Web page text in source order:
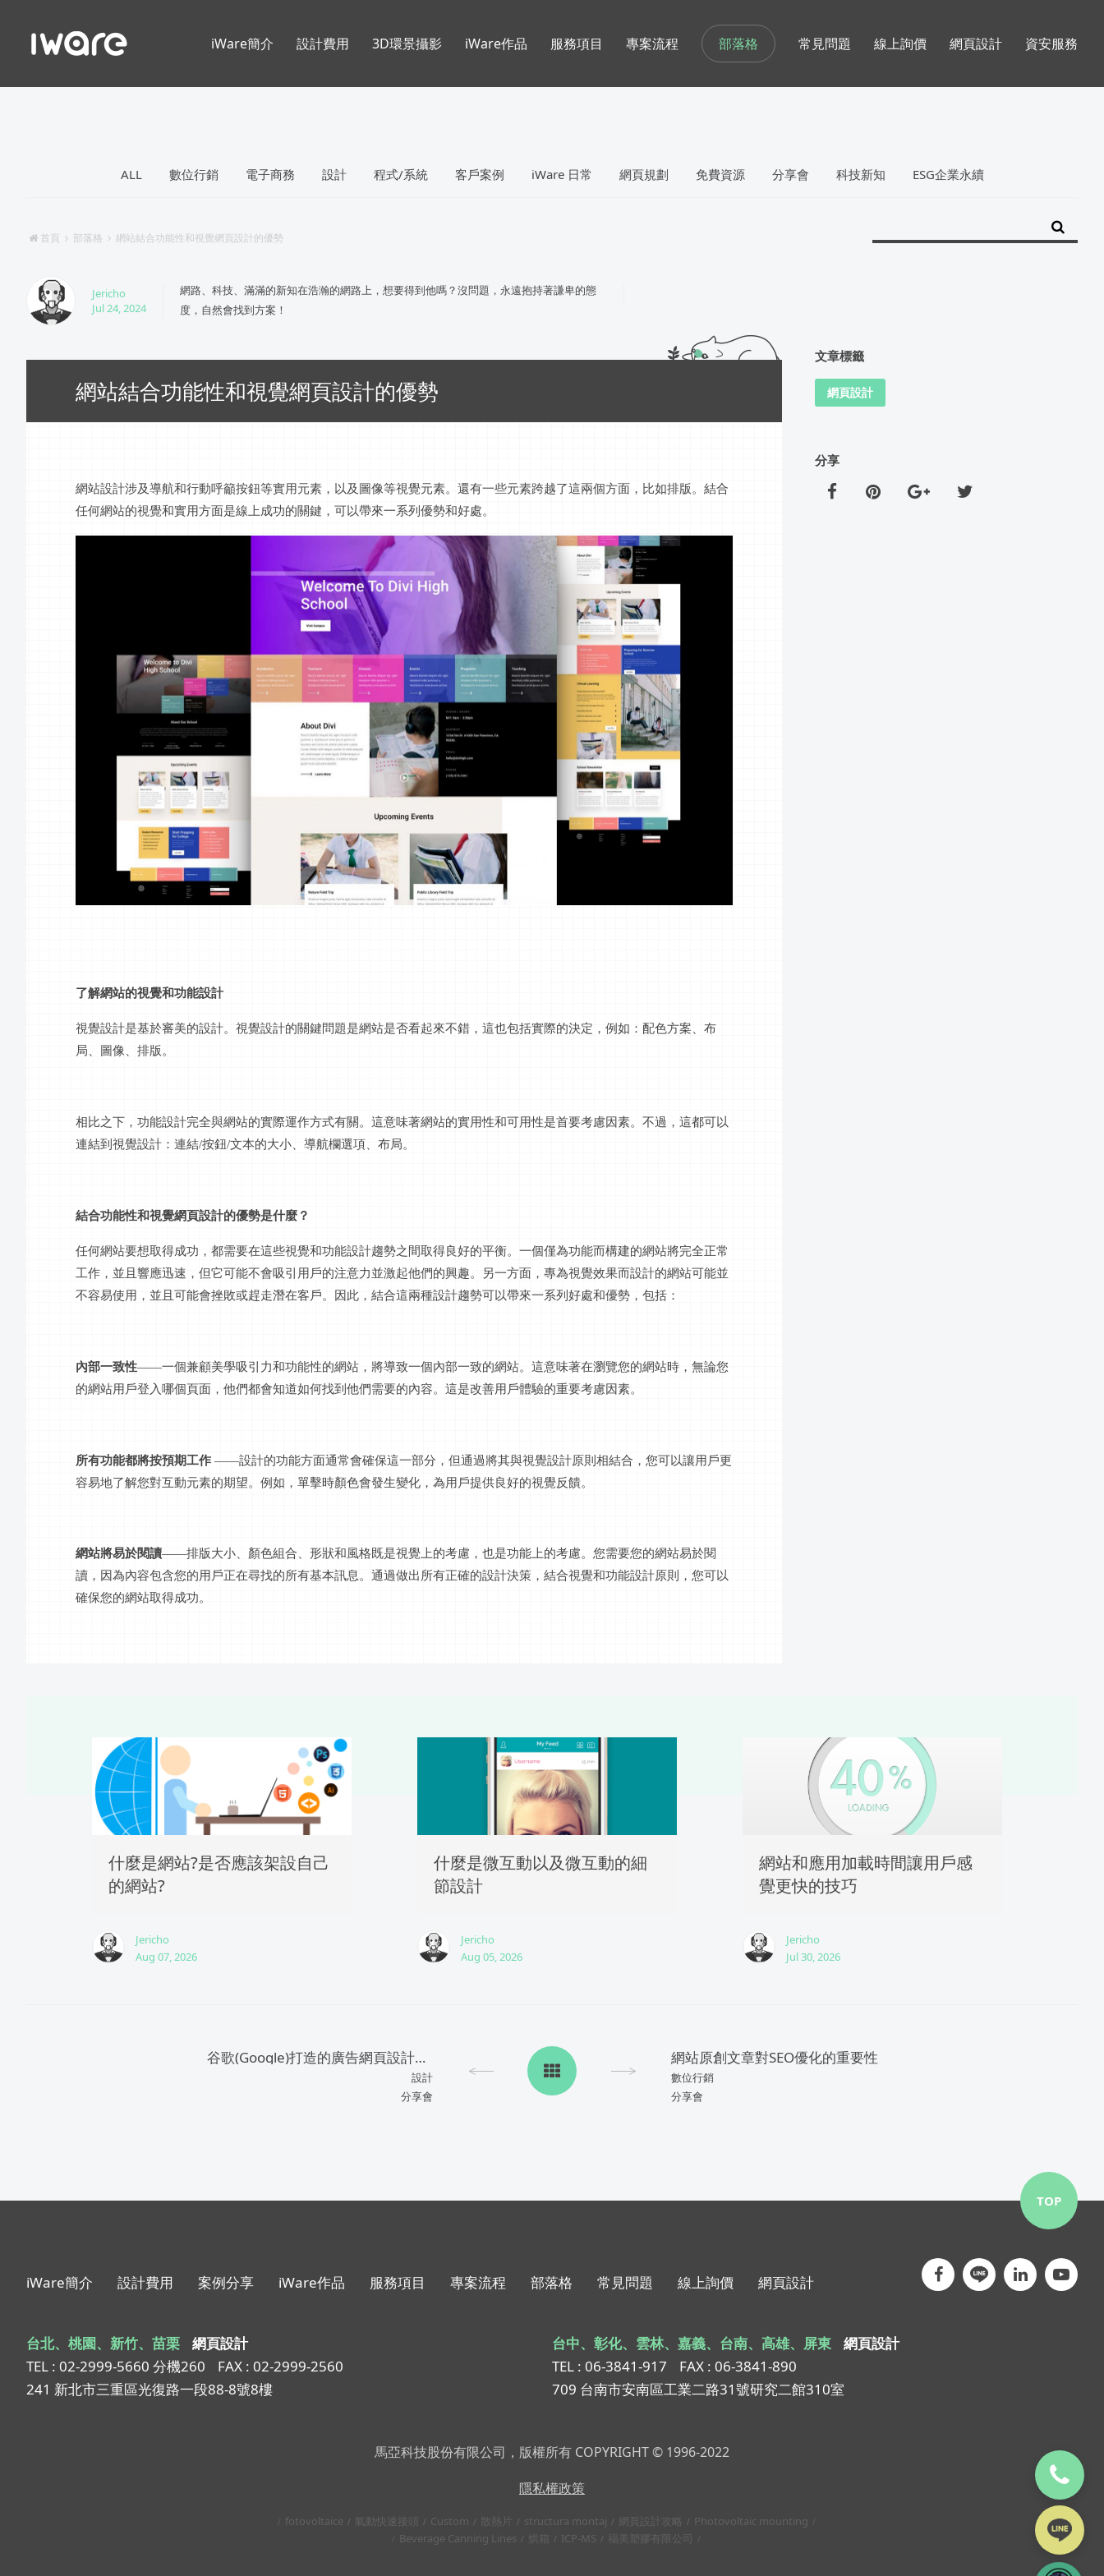
部落格
ALL 數位行銷 電子商務 設計 程式/系統 客戶案例 iWare 日常 網頁規劃 免費資源 分享會 科技新知 ESG企業永續
首頁 部落格 網站結合功能性和視覺網頁設計的優勢
Jericho
Jul 24, 2024
網路、科技、滿滿的新知在浩瀚的網路上，想要得到他嗎？沒問題，永遠抱持著謙卑的態
度，自然會找到方案！
網站結合功能性和視覺網頁設計的優勢
網站設計涉及導航和行動呼籲按鈕等實用元素，以及圖像等視覺元素。還有一些元素跨越了這兩個方面，比如排版。結合
任何網站的視覺和實用方面是線上成功的關鍵，可以帶來一系列優勢和好處。
了解網站的視覺和功能設計
視覺設計是基於審美的設計。視覺設計的關鍵問題是網站是否看起來不錯，這也包括實際的決定，例如：配色方案、布
局、圖像、排版。
相比之下，功能設計完全與網站的實際運作方式有關。這意味著網站的實用性和可用性是首要考慮因素。不過，這都可以
連結到視覺設計：連結/按鈕/文本的大小、導航欄選項、布局。
結合功能性和視覺網頁設計的優勢是什麼？
任何網站要想取得成功，都需要在這些視覺和功能設計趨勢之間取得良好的平衡。一個僅為功能而構建的網站將完全正常
工作，並且響應迅速，但它可能不會吸引用戶的注意力並激起他們的興趣。另一方面，專為視覺效果而設計的網站可能並
不容易使用，並且可能會挫敗或趕走潛在客戶。因此，結合這兩種設計趨勢可以帶來一系列好處和優勢，包括：
內部一致性——一個兼顧美學吸引力和功能性的網站，將導致一個內部一致的網站。這意味著在瀏覽您的網站時，無論您
的網站用戶登入哪個頁面，他們都會知道如何找到他們需要的內容。這是改善用戶體驗的重要考慮因素。
所有功能都將按預期工作 ——設計的功能方面通常會確保這一部分，但通過將其與視覺設計原則相結合，您可以讓用戶更
容易地了解您對互動元素的期望。例如，單擊時顏色會發生變化，為用戶提供良好的視覺反饋。
網站將易於閱讀——排版大小、顏色組合、形狀和風格既是視覺上的考慮，也是功能上的考慮。您需要您的網站易於閱
讀，因為內容包含您的用戶正在尋找的所有基本訊息。通過做出所有正確的設計決策，結合視覺和功能設計原則，您可以
確保您的網站取得成功。
文章標籤
網頁設計
分享
什麼是網站?是否應該架設自己
的網站?
Jericho
Aug 07, 2026
什麼是微互動以及微互動的細
節設計
Jericho
Aug 05, 2026
網站和應用加載時間讓用戶感
覺更快的技巧
Jericho
Jul 30, 2026
谷歌(Google)打造的廣告網頁設計製作軟體Google Web Designer
設計
分享會
網站原創文章對SEO優化的重要性
數位行銷
分享會
iWare簡介 設計費用 案例分享 iWare作品 服務項目 專案流程 部落格 常見問題 線上詢價 網頁設計
台北、桃園、新竹、苗栗
網頁設計
TEL : 02-2999-5660 分機260
FAX : 02-2999-2560
241 新北市三重區光復路一段88-8號8樓
台中、彰化、雲林、嘉義、台南、高雄、屏東
網頁設計
TEL : 06-3841-917
FAX : 06-3841-890
709 台南市安南區工業二路31號研究二館310室
馬亞科技股份有限公司，版權所有 COPYRIGHT © 1996-2022
隱私權政策
fotovoltaice 氣動快速接頭 Custom 散熱片 structura montaj 網頁設計攻略
Photovoltaic mounting
Beverage Canning Lines
烘箱 ICP-MS 福美塑膠有限公司
TOP